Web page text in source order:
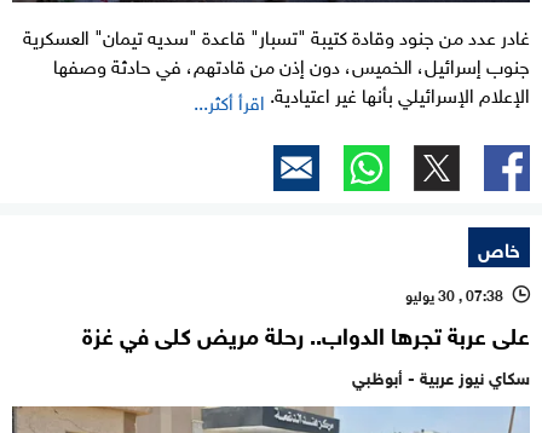
غادر عدد من جنود وقادة كتيبة "تسبار" قاعدة "سديه تيمان" العسكرية
جنوب إسرائيل، الخميس، دون إذن من قادتهم، في حادثة وصفها
الإعلام الإسرائيلي بأنها غير اعتيادية. اقرأ أكثر...
خاص
l 07:38 , 30 يوليو
على عربة تجرها الدواب.. رحلة مريض كلى في غزة
سكاي نيوز عربية - أبوظبي